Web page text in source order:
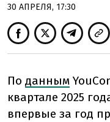
30 АПРЕЛЯ, 17:30
По данным
квартале 2025
впервые за год